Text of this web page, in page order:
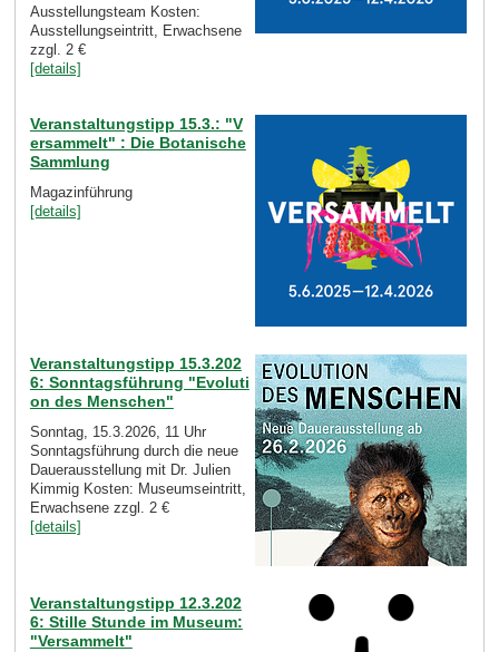
Ausstellungsteam Kosten:
Ausstellungseintritt, Erwachsene
zzgl. 2 €
[details]
Veranstaltungstipp 15.3.: "V
ersammelt" : Die Botanische
Sammlung
Magazinführung
[details]
Veranstaltungstipp 15.3.202
6: Sonntagsführung "Evoluti
on des Menschen"
Sonntag, 15.3.2026, 11 Uhr
Sonntagsführung durch die neue
Dauerausstellung mit Dr. Julien
Kimmig Kosten: Museumseintritt,
Erwachsene zzgl. 2 €
[details]
Veranstaltungstipp 12.3.202
6: Stille Stunde im Museum:
"Versammelt"